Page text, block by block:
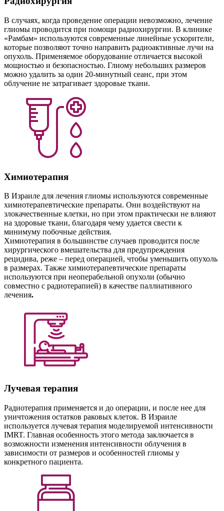
В случаях, когда проведение операции невозможно, лечение
глиомы проводится при помощи радиохирургии. В клинике
«Рамбам» используются современные линейные ускорители,
которые позволяют точно направить радиоактивные лучи на
опухоль. Применяемое оборудование отличается высокой
мощностью и безопасностью. Глиому небольших размеров
можно удалить за один 20-минутный сеанс, при этом
облучение не затрагивает здоровые ткани.
Химиотерапия
В Израиле для лечения глиомы используются современные
химиотерапевтические препараты. Они воздействуют на
злокачественные клетки, но при этом практически не влияют
на здоровые ткани, благодаря чему удается свести к
минимуму побочные действия.
Химиотерапия в большинстве случаев проводится после
хирургического вмешательства для предупреждения
рецидива, реже – перед операцией, чтобы уменьшить опухоль
в размерах. Также химиотерапевтические препараты
используются при неоперабельной опухоли (обычно
совместно с радиотерапией) в качестве паллиативного
лечения.
Лучевая терапия
Радиотерапия применяется и до операции, и после нее для
уничтожения остатков раковых клеток. В Израиле
используется лучевая терапия моделируемой интенсивности
IMRT. Главная особенность этого метода заключается в
возможности изменения интенсивности облучения в
зависимости от размеров и особенностей глиомы у
конкретного пациента.